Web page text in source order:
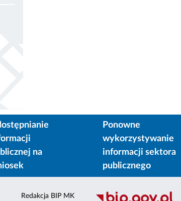
na
Ponowne
wykorzystywanie
informacji sektora
publicznego
Redakcja BIP MK